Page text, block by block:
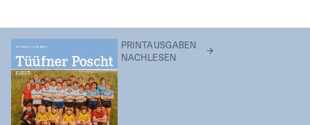
PRINTAUSGABEN
NACHLESEN